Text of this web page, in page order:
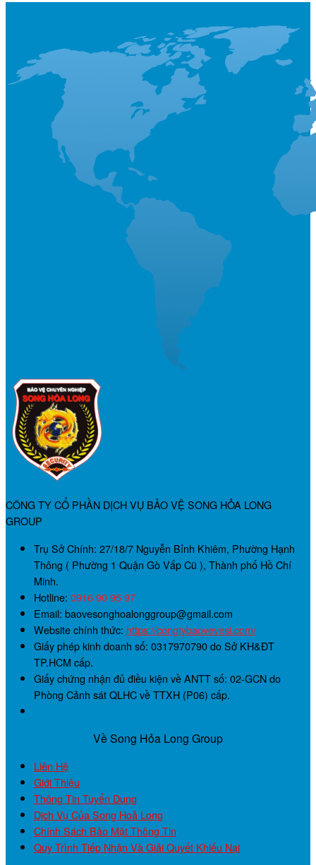
CÔNG TY CỔ PHẦN DỊCH VỤ BẢO VỆ SONG HỎA LONG
GROUP
Trụ Sở Chính: 27/18/7 Nguyễn Bỉnh Khiêm, Phường Hạnh
Thông ( Phường 1 Quận Gò Vấp Cũ ), Thành phố Hồ Chí
Minh.
Hotline: 0916 90 95 97
Email: baovesonghoalonggroup@gmail.com
Website chính thức: https://congtybaovevesi.com/
Giấy phép kinh doanh số: 0317970790do Sở KH&ĐT
TP.HCM cấp.
Giấy chứng nhận đủ điều kiện về ANTT số: 02-GCNdo
Phòng Cảnh sát QLHC về TTXH (P06) cấp.
Về Song Hỏa Long Group
Liên Hệ
Giới Thiệu
Thông Tin Tuyển Dụng
Dịch Vụ Của Song Hoả Long
Chính Sách Bảo Mật Thông Tin
Quy Trình Tiếp Nhận Và Giải Quyết Khiếu Nại